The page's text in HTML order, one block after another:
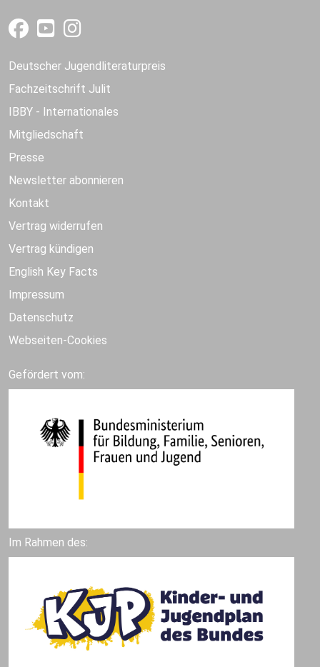
Deutscher Jugendliteraturpreis
Fachzeitschrift Julit
IBBY - Internationales
Mitgliedschaft
Presse
Newsletter abonnieren
Kontakt
Vertrag widerrufen
Vertrag kündigen
English Key Facts
Impressum
Datenschutz
Webseiten-Cookies
Gefördert vom:
Im Rahmen des: